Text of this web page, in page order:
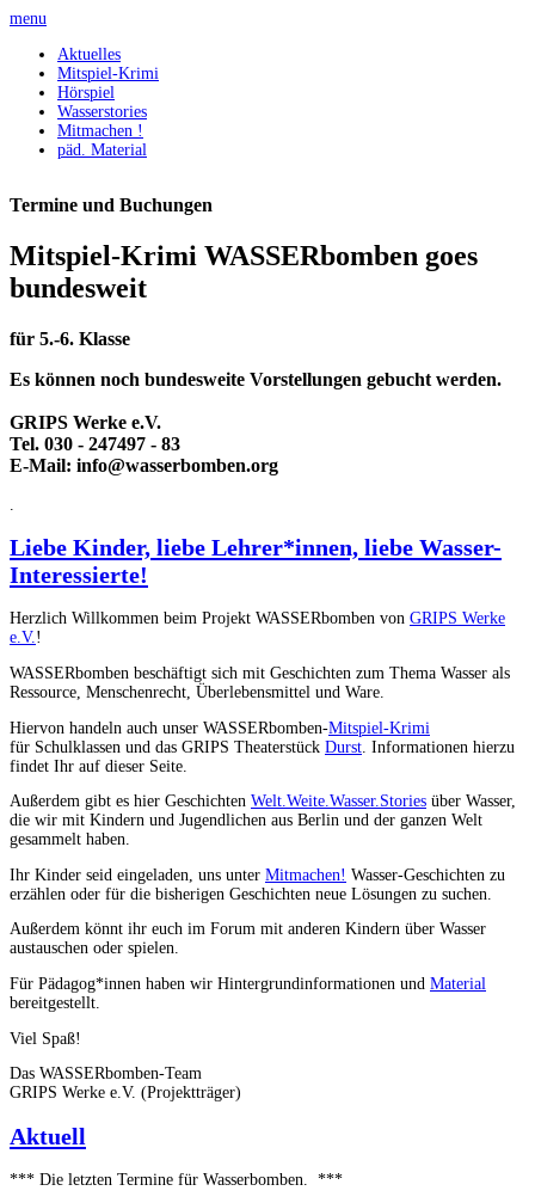
menu
Aktuelles
Mitspiel-Krimi
Hörspiel
Wasserstories
Mitmachen !
päd. Material
Termine und Buchungen
Mitspiel-Krimi WASSERbomben goes
bundesweit
für 5.-6. Klasse
Es können noch bundesweite Vorstellungen gebucht werden.
GRIPS Werke e.V.
Tel. 030 - 247497 - 83
E-Mail: info@wasserbomben.org
Liebe Kinder, liebe Lehrer*innen, liebe Wasser-
Interessierte!
Herzlich Willkommen beim Projekt WASSERbomben von GRIPS Werke
e.V.!
WASSERbomben beschäftigt sich mit Geschichten zum Thema Wasser als
Ressource, Menschenrecht, Überlebensmittel und Ware.
Hiervon handeln auch unser WASSERbomben-Mitspiel-Krimi
für Schulklassen und das GRIPS Theaterstück Durst . Informationen hierzu
findet Ihr auf dieser Seite.
Außerdem gibt es hier Geschichten Welt.Weite.Wasser.Stories über Wasser,
die wir mit Kindern und Jugendlichen aus Berlin und der ganzen Welt
gesammelt haben.
Ihr Kinder seid eingeladen, uns unter Mitmachen! Wasser-Geschichten zu
erzählen oder für die bisherigen Geschichten neue Lösungen zu suchen.
Außerdem könnt ihr euch im Forum mit anderen Kindern über Wasser
austauschen oder spielen.
Für Pädagog*innen haben wir Hintergrundinformationen und Material
bereitgestellt.
Viel Spaß!
Das WASSERbomben-Team
GRIPS Werke e.V. (Projektträger)
Aktuell
*** Die letzten Termine für Wasserbomben. ***